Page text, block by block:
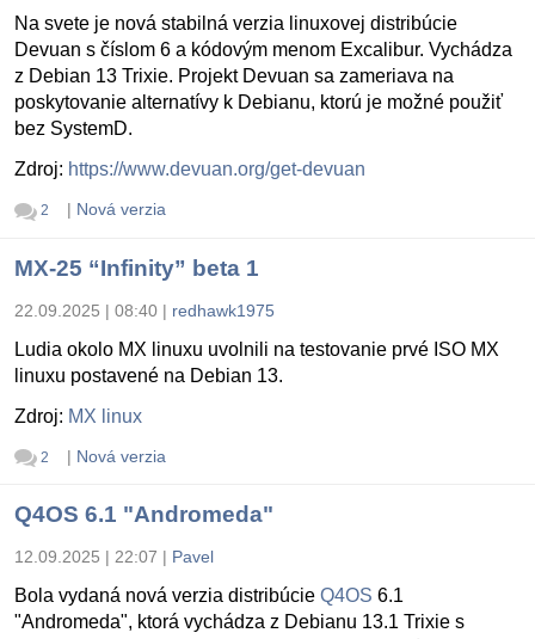
Na svete je nová stabilná verzia linuxovej distribúcie
Devuan s číslom 6 a kódovým menom Excalibur. Vychádza
z Debian 13 Trixie. Projekt Devuan sa zameriava na
poskytovanie alternatívy k Debianu, ktorú je možné použiť
bez SystemD.
Zdroj: https://www.devuan.org/get-devuan
2 | Nová verzia
MX-25 “Infinity” beta 1
22.09.2025 | 08:40 | redhawk1975
Ludia okolo MX linuxu uvolnili na testovanie prvé ISO MX
linuxu postavené na Debian 13.
Zdroj: MX linux
2 | Nová verzia
Q4OS 6.1 "Andromeda"
12.09.2025 | 22:07 | Pavel
Bola vydaná nová verzia distribúcie Q4OS 6.1
"Andromeda", ktorá vychádza z Debianu 13.1 Trixie s